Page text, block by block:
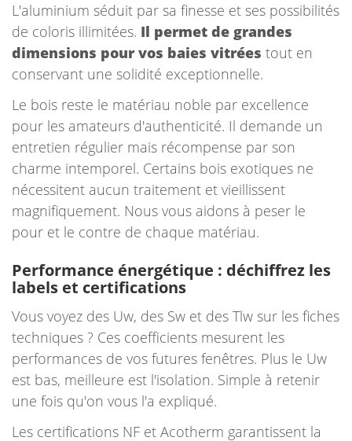
L'aluminium séduit par sa finesse et ses possibilités
de coloris illimitées. Il permet de grandes
dimensions pour vos baies vitrées tout en
conservant une solidité exceptionnelle.
Le bois reste le matériau noble par excellence
pour les amateurs d'authenticité. Il demande un
entretien régulier mais récompense par son
charme intemporel. Certains bois exotiques ne
nécessitent aucun traitement et vieillissent
magnifiquement. Nous vous aidons à peser le
pour et le contre de chaque matériau.
Performance énergétique : déchiffrez les
labels et certifications
Vous voyez des Uw, des Sw et des Tlw sur les fiches
techniques ? Ces coefficients mesurent les
performances de vos futures fenêtres. Plus le Uw
est bas, meilleure est l'isolation. Simple à retenir
une fois qu'on vous l'a expliqué.
Les certifications NF et Acotherm garantissent la